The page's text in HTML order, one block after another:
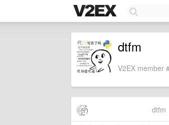
dtfm
V2EX member
dtfm